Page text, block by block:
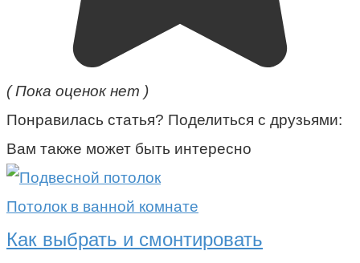
( Пока оценок нет )
Понравилась статья? Поделиться с друзьями:
Вам также может быть интересно
Потолок в ванной комнате
Как выбрать и смонтировать